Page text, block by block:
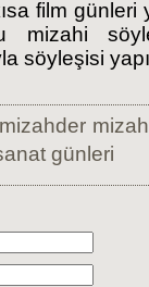
film günleri
mizahi
söyleşisi
mizahder
günleri